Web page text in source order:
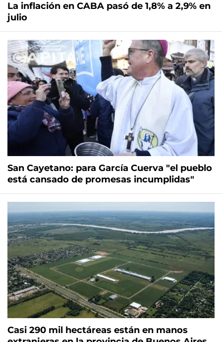
La inflación en CABA pasó de 1,8% a 2,9% en
julio
San Cayetano: para García Cuerva "el pueblo
está cansado de promesas incumplidas"
Casi 290 mil hectáreas están en manos